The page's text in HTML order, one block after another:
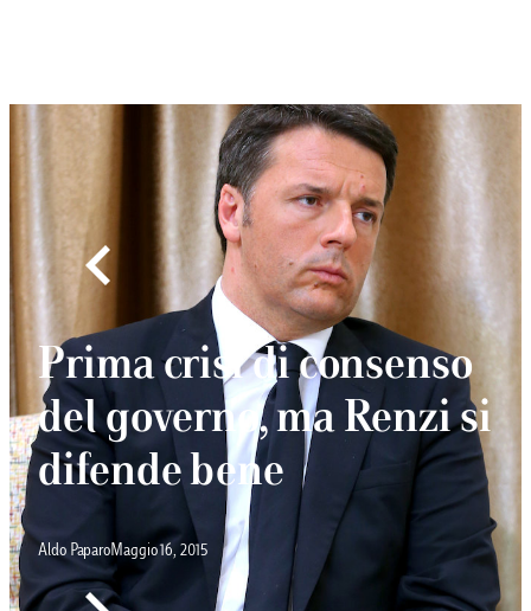
Prima crisi di consenso
del governo, ma Renzi si
difende bene
Aldo PaparoMaggio 16, 2015